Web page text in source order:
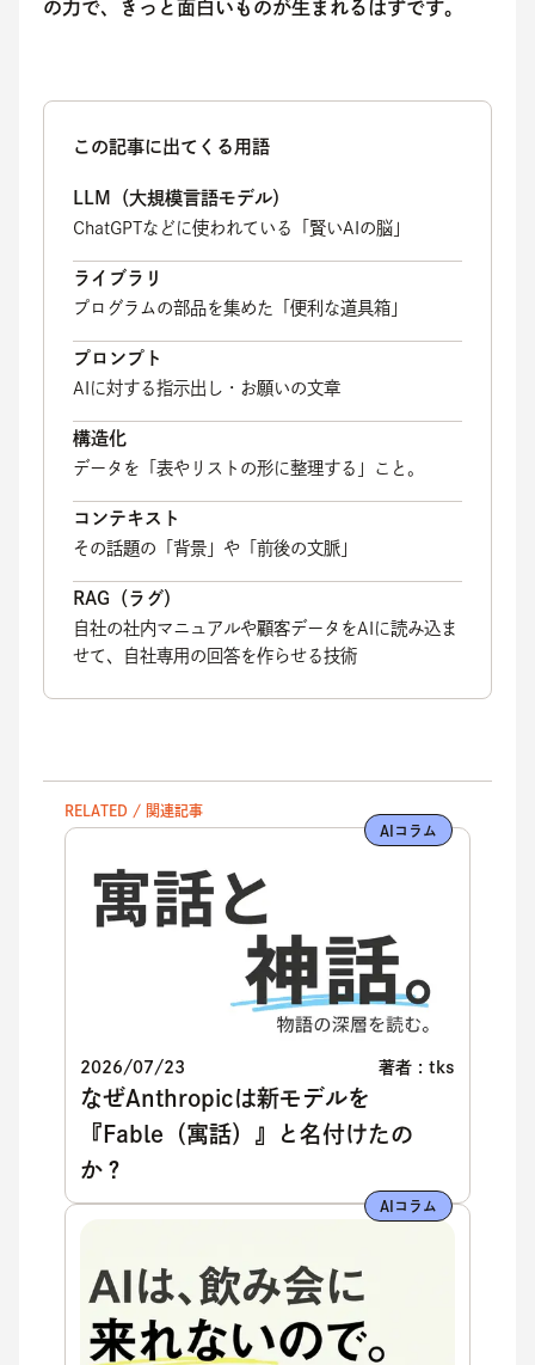
の力で、きっと面白いものが生まれるはずです。
この記事に出てくる用語
LLM（大規模言語モデル）
ChatGPTなどに使われている「賢いAIの脳」
ライブラリ
プログラムの部品を集めた「便利な道具箱」
プロンプト
AIに対する指示出し・お願いの文章
構造化
データを「表やリストの形に整理する」こと。
コンテキスト
その話題の「背景」や「前後の文脈」
RAG（ラグ）
自社の社内マニュアルや顧客データをAIに読み込ま
せて、自社専用の回答を作らせる技術
RELATED / 関連記事
2026/07/23 著者 : tks
なぜAnthropicは新モデルを
『Fable（寓話）』と名付けたの
か？
AIコラム
AIコラム